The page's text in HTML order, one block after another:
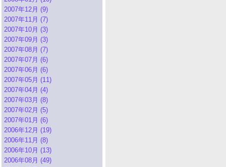
2007年12月 (9)
2007年11月 (7)
2007年10月 (3)
2007年09月 (3)
2007年08月 (7)
2007年07月 (6)
2007年06月 (6)
2007年05月 (11)
2007年04月 (4)
2007年03月 (8)
2007年02月 (5)
2007年01月 (6)
2006年12月 (19)
2006年11月 (8)
2006年10月 (13)
2006年08月 (49)